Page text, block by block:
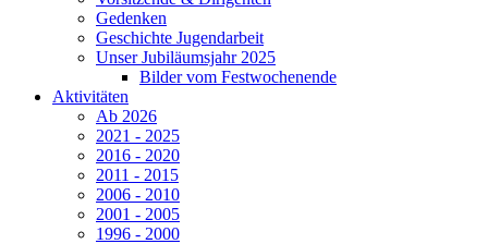
Gedenken
Geschichte Jugendarbeit
Unser Jubiläumsjahr 2025
Bilder vom Festwochenende
Aktivitäten
Ab 2026
2021 - 2025
2016 - 2020
2011 - 2015
2006 - 2010
2001 - 2005
1996 - 2000